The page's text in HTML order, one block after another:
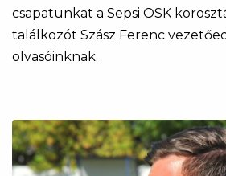
csapatunkat a Sepsi OSK
találkozót Szász Ferenc
olvasóinknak.